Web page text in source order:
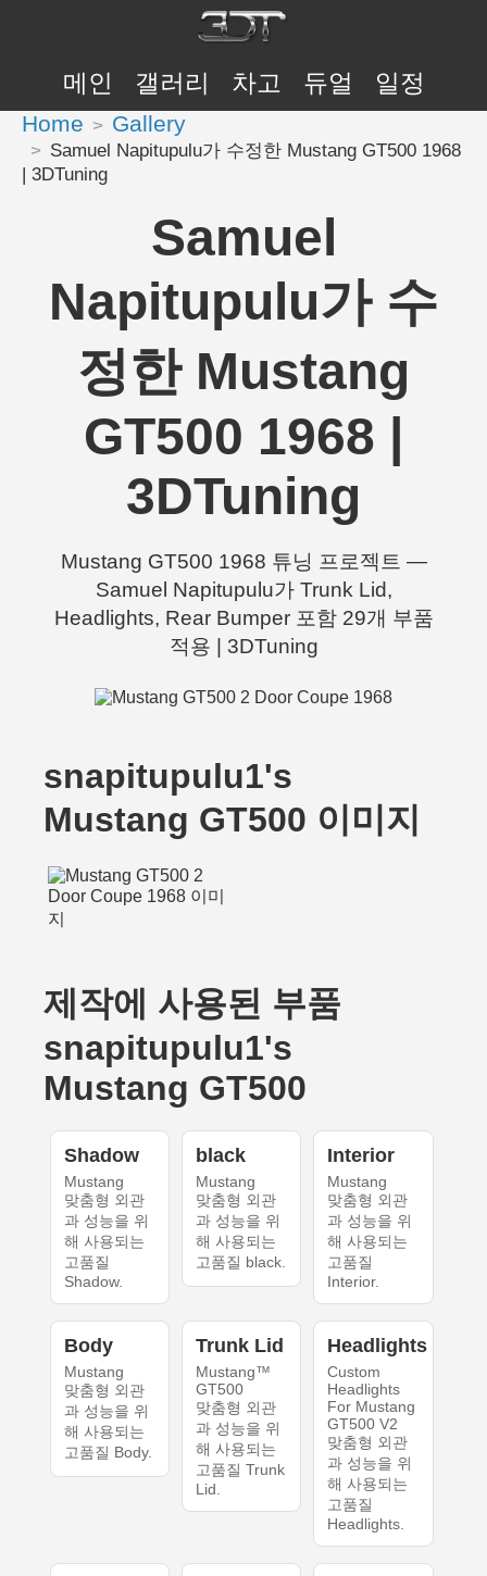
메인 갤러리 차고 듀얼 일정
Home Gallery
Samuel Napitupulu가 수정한 Mustang GT500 1968
| 3DTuning
Samuel
Napitupulu가 수
정한 Mustang
GT500 1968 |
3DTuning
Mustang GT500 1968 튜닝 프로젝트 —
Samuel Napitupulu가 Trunk Lid,
Headlights, Rear Bumper 포함 29개 부품
적용 | 3DTuning
snapitupulu1's
Mustang GT500 이미지
제작에 사용된 부품
snapitupulu1's
Mustang GT500
Shadow
Mustang
맞춤형 외관
과 성능을 위
해 사용되는
고품질
Shadow.
black
Mustang
맞춤형 외관
과 성능을 위
해 사용되는
고품질 black.
Interior
Mustang
맞춤형 외관
과 성능을 위
해 사용되는
고품질
Interior.
Body
Mustang
맞춤형 외관
과 성능을 위
해 사용되는
고품질 Body.
Trunk Lid
Mustang™
GT500
맞춤형 외관
과 성능을 위
해 사용되는
고품질 Trunk
Lid.
Headlights
Custom
Headlights
For Mustang
GT500 V2
맞춤형 외관
과 성능을 위
해 사용되는
고품질
Headlights.